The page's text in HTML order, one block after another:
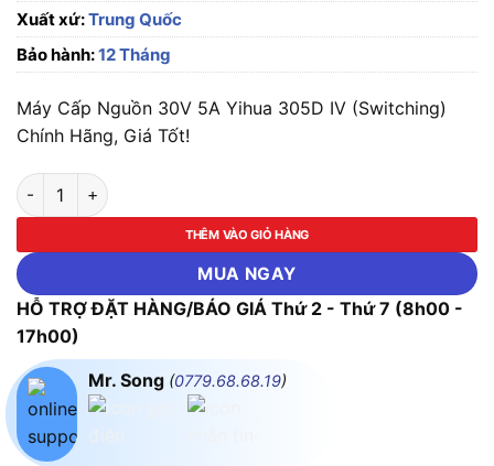
Xuất xứ:Trung Quốc
Bảo hành:12 Tháng
Máy Cấp Nguồn 30V 5A Yihua 305D IV (Switching)
Chính Hãng, Giá Tốt!
Máy Cấp Nguồn 30V 5A Yihua 305D IV (Switching) số lượng
THÊM VÀO GIỎ HÀNG
MUA NGAY
HỖ TRỢ ĐẶT HÀNG/BÁO GIÁ Thứ 2 - Thứ 7 (8h00 -
17h00)
Mr. Song (0779.68.68.19)